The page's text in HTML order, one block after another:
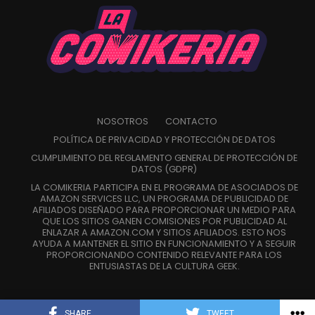
la nueva temporada, manteniendo la energía brillante y
caótica que caracteriza a la serie.
Se esperan más detalles, incluyendo un tráiler más largo y
la confirmación de más miembros del reparto, a medida
Mientras tanto, el avance promocional y el vídeo de
aniversario ofrecen mucho que los fans puedan volver
ver mientras cuentan los meses.
Siguenos en todas nuestras redes socialespara estar
enterado de lo más atractivo del mundo geek, además
suscríbete a nuestro canal deYoutube ypodcast
Pero el regreso de la saga representa mucho más que una
que marcó un antes y un después para el género de las
chicas mágicas.
NOSOTROS
CONTACTO
POLÍTICA DE PRIVACIDAD Y PROTECCIÓN DE DATOS
CUMPLIMIENTO DEL REGLAMENTO GENERAL DE PROTECCIÓN DE
DATOS (GDPR)
LA COMIKERIA PARTICIPA EN EL PROGRAMA DE ASOCIADOS DE
AMAZON SERVICES LLC, UN PROGRAMA DE PUBLICIDAD DE
AFILIADOS DISEÑADO PARA PROPORCIONAR UN MEDIO PARA
QUE LOS SITIOS GANEN COMISIONES POR PUBLICIDAD AL
ENLAZAR A AMAZON.COM Y SITIOS AFILIADOS. ESTO NOS
AYUDA A MANTENER EL SITIO EN FUNCIONAMIENTO Y A SEGUIR
PROPORCIONANDO CONTENIDO RELEVANTE PARA LOS
ENTUSIASTAS DE LA CULTURA GEEK.